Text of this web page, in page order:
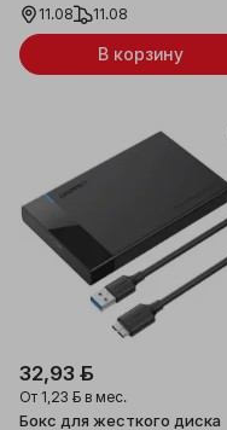
11.08
11.08
В корзину
32,93 ƃ
От 1,23 ƃ в мес.
Бокс для жесткого диска